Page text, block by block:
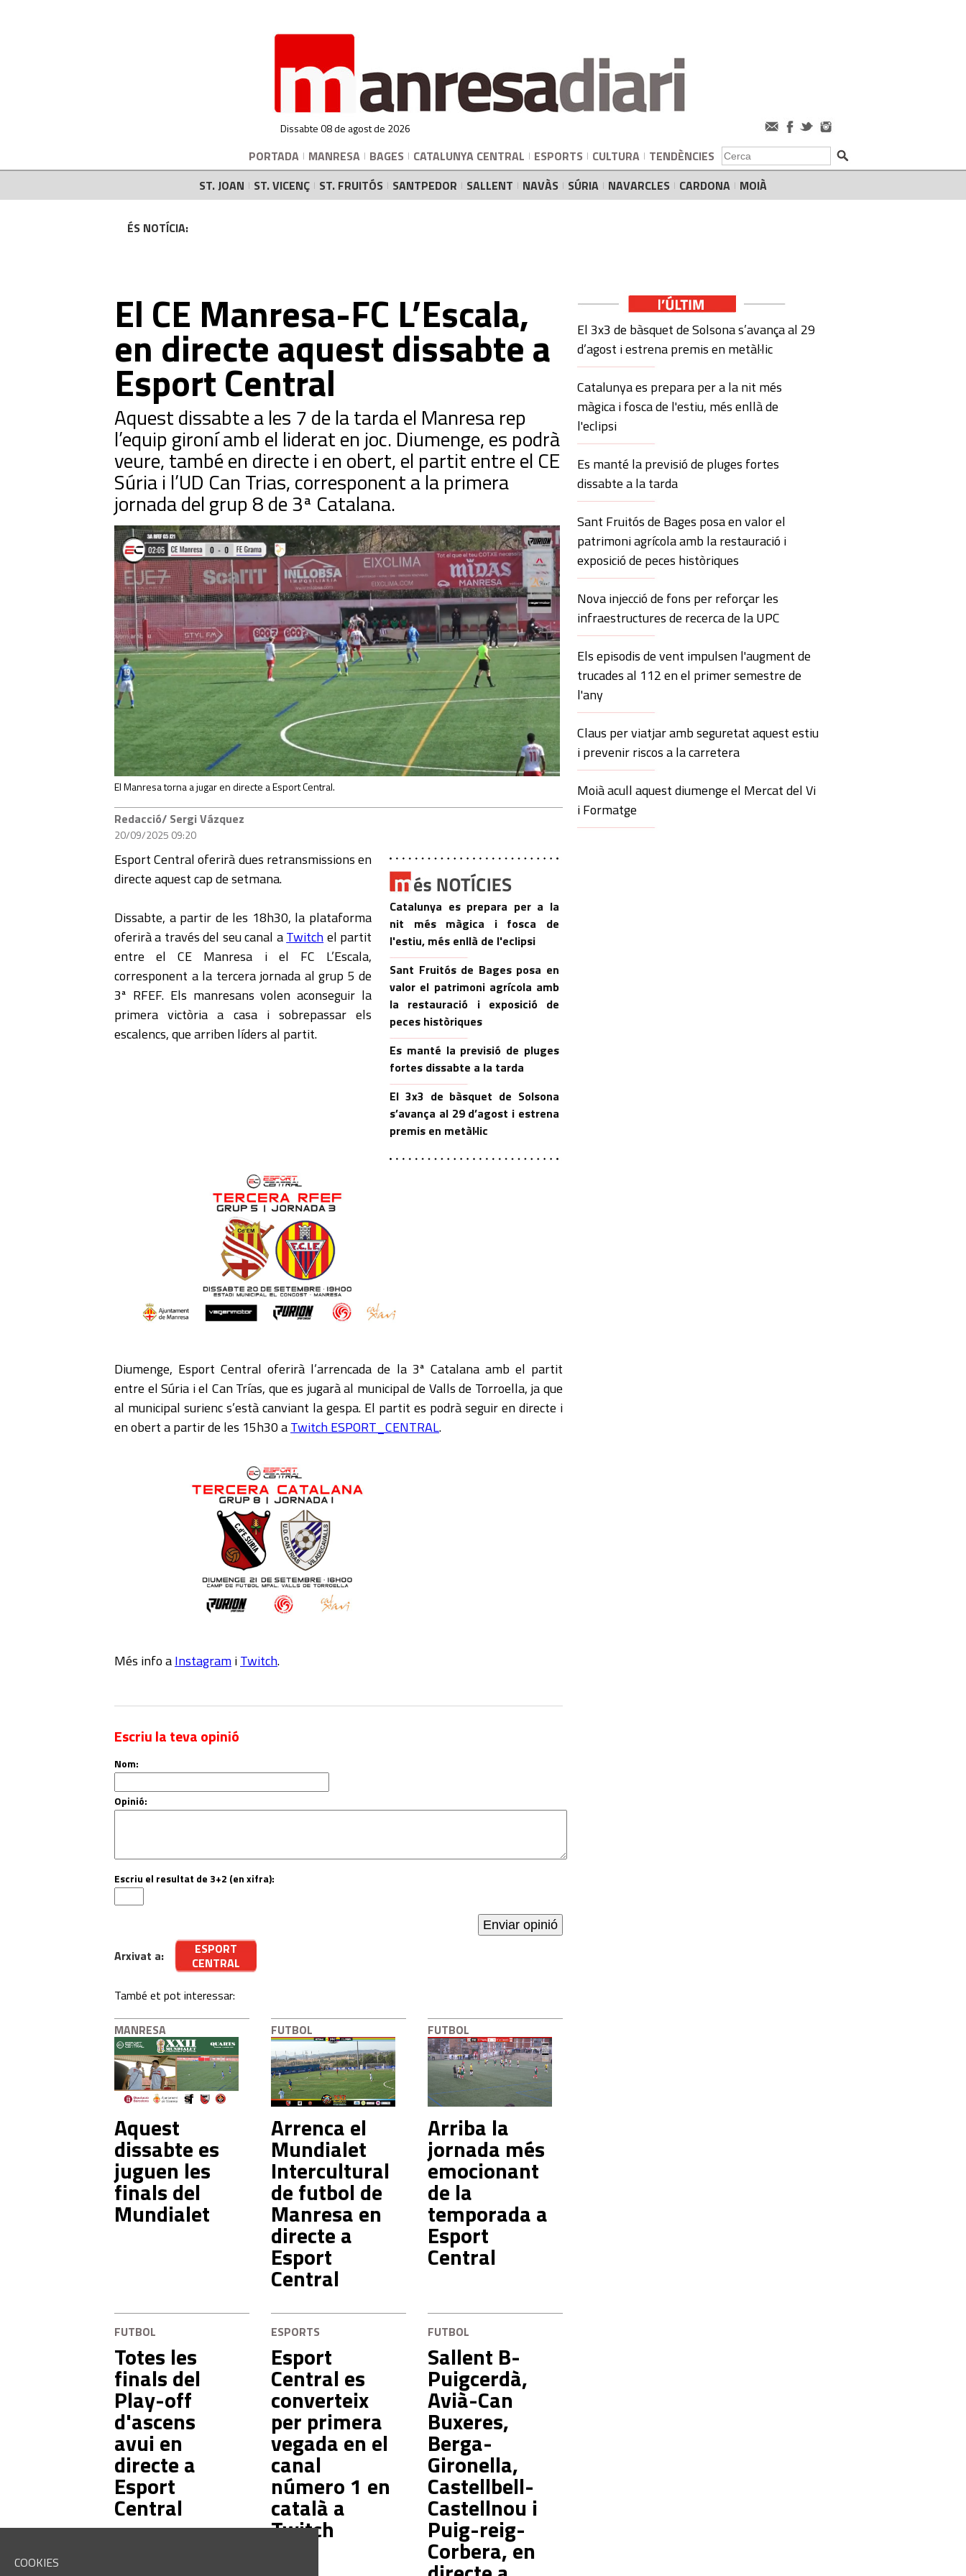
COOKIES
Dissabte 08 de agost de 2026
PORTADA MANRESA BAGES CATALUNYA CENTRAL ESPORTS CULTURA TENDÈNCIES
ST. JOAN
ST. VICENÇ ST. FRUITÓS SANTPEDOR SALLENT NAVÀS SÚRIA NAVARCLES CARDONA MOIÀ
ÉS NOTÍCIA:
El CE Manresa-FC L’Escala,
en directe aquest dissabte a
Esport Central
Aquest dissabte a les 7 de la tarda el Manresa rep
l’equip gironí amb el liderat en joc. Diumenge, es podrà
veure, també en directe i en obert, el partit entre el CE
Súria i l’UD Can Trias, corresponent a la primera
jornada del grup 8 de 3ª Catalana.
El Manresa torna a jugar en directe a Esport Central.
Redacció/ Sergi Vázquez
20/09/2025 09:20
Catalunya es prepara per a la
nit més màgica i fosca de
l'estiu, més enllà de l'eclipsi
Sant Fruitós de Bages posa en
valor el patrimoni agrícola amb
la restauració i exposició de
peces històriques
Es manté la previsió de pluges
fortes dissabte a la tarda
El 3x3 de bàsquet de Solsona
s’avança al 29 d’agost i estrena
premis en metàl·lic
Esport Central oferirà dues retransmissions en
directe aquest cap de setmana.
Dissabte, a partir de les 18h30, la plataforma
oferirà a través del seu canal aTwitchel partit
entre el CE Manresa i el FC L’Escala,
corresponent a la tercera jornada al grup 5 de
3ª RFEF. Els manresans volen aconseguir la
primera victòria a casa i sobrepassar els
escalencs, que arriben líders al partit.
Diumenge, Esport Central oferirà l’arrencada de la 3ª Catalana amb el partit
entre el Súria i el Can Trías, que es jugarà al municipal de Valls de Torroella, ja que
al municipal surienc s’està canviant la gespa. El partit es podrà seguir en directe i
en obert a partir de les 15h30 aTwitch ESPORT_CENTRAL.
Més info aInstagramiTwitch.
Escriu la teva opinió
Nom:
Opinió:
Escriu el resultat de 3+2 (en xifra):
Arxivat a:
ESPORT
CENTRAL
També et pot interessar:
MANRESA
Aquest
dissabte es
juguen les
finals del
Mundialet
FUTBOL
Arrenca el
Mundialet
Intercultural
de futbol de
Manresa en
directe a
Esport
Central
FUTBOL
Arriba la
jornada més
emocionant
de la
temporada a
Esport
Central
FUTBOL
Totes les
finals del
Play-off
d'ascens
avui en
directe a
Esport
Central
ESPORTS
Esport
Central es
converteix
per primera
vegada en el
canal
número 1 en
català a
Twitch
FUTBOL
Sallent B-
Puigcerdà,
Avià-Can
Buxeres,
Berga-
Gironella,
Castellbell-
Castellnou i
Puig-reig-
Corbera, en
El 3x3 de bàsquet de Solsona s’avança al 29
d’agost i estrena premis en metàl·lic
Catalunya es prepara per a la nit més
màgica i fosca de l'estiu, més enllà de
l'eclipsi
Es manté la previsió de pluges fortes
dissabte a la tarda
Sant Fruitós de Bages posa en valor el
patrimoni agrícola amb la restauració i
exposició de peces històriques
Nova injecció de fons per reforçar les
infraestructures de recerca de la UPC
Els episodis de vent impulsen l'augment de
trucades al 112 en el primer semestre de
l'any
Claus per viatjar amb seguretat aquest estiu
i prevenir riscos a la carretera
Moià acull aquest diumenge el Mercat del Vi
i Formatge